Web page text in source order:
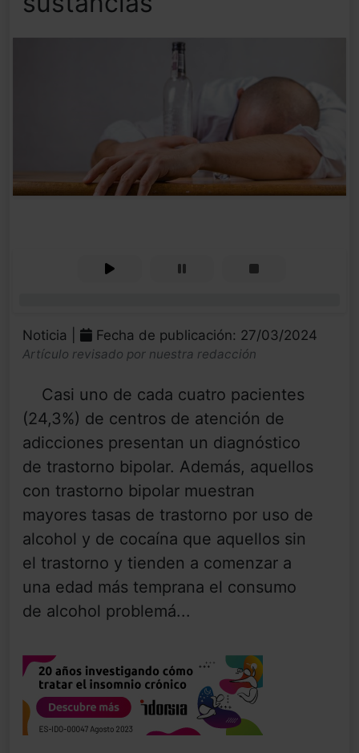
Noticia | Fecha de publicación: 27/03/2024
Artículo revisado por nuestra redacción
Casi uno de cada cuatro pacientes
(24,3%) de centros de atención de
adicciones presentan un diagnóstico
de trastorno bipolar. Además, aquellos
con trastorno bipolar muestran
mayores tasas de trastorno por uso de
alcohol y de cocaína que aquellos sin
el trastorno y tienden a comenzar a
una edad más temprana el consumo
de alcohol problemá...